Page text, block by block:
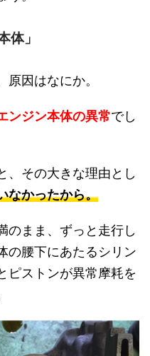
体」
原因はなにか。
ンジン本体の異常でし
、その大きな理由とし
なかったから。
のまま、ずっと走行し
の腰下にあたるシリン
ピストンが異常摩耗を